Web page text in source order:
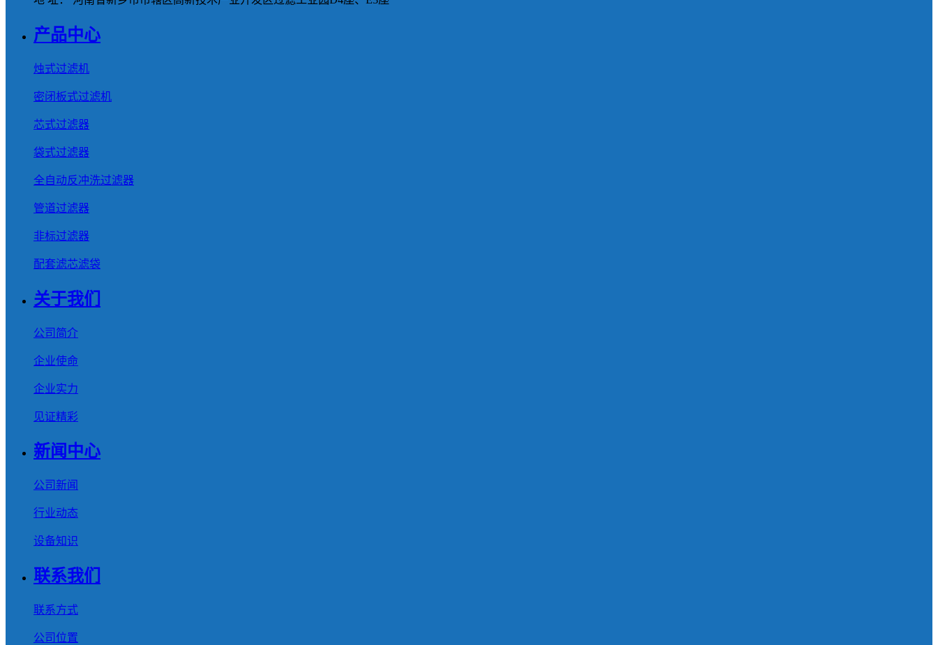
产品中心
烛式过滤机
密闭板式过滤机
芯式过滤器
袋式过滤器
全自动反冲洗过滤器
管道过滤器
非标过滤器
配套滤芯滤袋
关于我们
公司简介
企业使命
企业实力
见证精彩
新闻中心
公司新闻
行业动态
设备知识
联系我们
联系方式
公司位置